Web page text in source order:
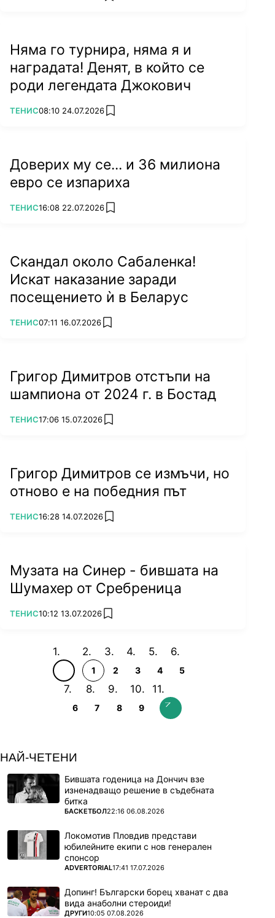
Няма го турнира, няма я и
наградата! Денят, в който се
роди легендата Джокович
ПОВЕЧЕ ОТ
ТЕНИС08:10 24.07.2026 add favorites
Доверих му се... и 36 милиона
евро се изпариха
ПОВЕЧЕ ОТ
ТЕНИС16:08 22.07.2026 add favorites
Скандал около Сабаленка!
Искат наказание заради
посещението ѝ в Беларус
ПОВЕЧЕ ОТ
ТЕНИС07:11 16.07.2026 add favorites
Григор Димитров отстъпи на
шампиона от 2024 г. в Бостад
ПОВЕЧЕ ОТ
ТЕНИС17:06 15.07.2026 add favorites
Григор Димитров се измъчи, но
отново е на победния път
ПОВЕЧЕ ОТ
ТЕНИС16:28 14.07.2026 add favorites
Музата на Синер - бившата на
Шумахер от Сребреница
ПОВЕЧЕ ОТ
ТЕНИС10:12 13.07.2026 add favorites
1 2 3 4 5
6 7 8 9
НАЙ-ЧЕТЕНИ
Бившата годеница на Дончич взе
изненадващо решение в съдебната
битка
ПОВЕЧЕ ОТ
БАСКЕТБОЛ22:16 06.08.2026
Локомотив Пловдив представи
юбилейните екипи с нов генерален
спонсор
ПОВЕЧЕ ОТ
ADVERTORIAL17:41 17.07.2026
Допинг! Български борец хванат с два
вида анаболни стероиди!
ПОВЕЧЕ ОТ
ДРУГИ10:05 07.08.2026